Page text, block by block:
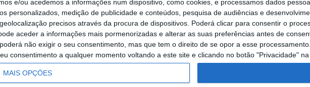
e/ou acedemos a informações num dispositivo, como cookies, e processamos dados
personalizados, medição de publicidade e conteúdos, pesquisa de audiências e
precisos através da procura de dispositivos. Poderá clicar para consentir o
aceder a informações mais pormenorizadas e alterar as suas preferências antes de
não exigir o seu consentimento, mas que tem o direito de se opor a esse
consentimento a qualquer momento voltando a este site e clicando no botão "Privacidade"
MAIS OPÇÕES
Publicidade
RSS X